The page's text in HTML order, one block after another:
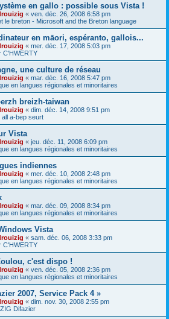
en gallo : possible sous Vista !
« ven. déc. 26, 2008 6:58 pm
le breton - Microsoft and the Breton language
en māori, espéranto, gallois...
« mer. déc. 17, 2008 5:03 pm
C'HWERTY
une culture de réseau
« mar. déc. 16, 2008 5:47 pm
en langues régionales et minoritaires
breizh-taiwan
« dim. déc. 14, 2008 9:51 pm
all a-bep seurt
Vista
« jeu. déc. 11, 2008 6:09 pm
en langues régionales et minoritaires
indiennes
« mer. déc. 10, 2008 2:48 pm
en langues régionales et minoritaires
« mar. déc. 09, 2008 8:34 pm
en langues régionales et minoritaires
Vista
« sam. déc. 06, 2008 3:33 pm
C'HWERTY
c'est dispo !
« ven. déc. 05, 2008 2:36 pm
en langues régionales et minoritaires
2007, Service Pack 4 »
« dim. nov. 30, 2008 2:55 pm
Difazier